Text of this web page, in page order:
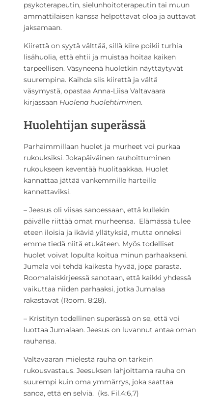
psykoterapeutin, sielunhoitoterapeutin tai muun
ammattilaisen kanssa helpottavat oloa ja auttavat
jaksamaan.
Kiirettä on syytä välttää, sillä kiire poikii turhia
lisähuolia, että ehtii ja muistaa hoitaa kaiken
tarpeellisen. Väsyneenä huoletkin näyttäytyvät
suurempina. Kaihda siis kiirettä ja vältä
väsymystä, opastaa Anna-Liisa Valtavaara
kirjassaan Huolena huolehtiminen.
Huolehtijan superässä
Parhaimmillaan huolet ja murheet voi purkaa
rukouksiksi. Jokapäiväinen rauhoittuminen
rukoukseen keventää huolitaakkaa. Huolet
kannattaa jättää vankemmille harteille
kannettaviksi.
– Jeesus oli viisas sanoessaan, että kullekin
päivälle riittää omat murheensa. Elämässä tulee
eteen iloisia ja ikäviä yllätyksiä, mutta onneksi
emme tiedä niitä etukäteen. Myös todelliset
huolet voivat lopulta koitua minun parhaakseni.
Jumala voi tehdä kaikesta hyvää, jopa parasta.
Roomalaiskirjeessä sanotaan, että kaikki yhdessä
vaikuttaa niiden parhaaksi, jotka Jumalaa
rakastavat (Room. 8:28).
– Kristityn todellinen superässä on se, että voi
luottaa Jumalaan. Jeesus on luvannut antaa oman
rauhansa.
Valtavaaran mielestä rauha on tärkein
rukousvastaus. Jeesuksen lahjoittama rauha on
suurempi kuin oma ymmärrys, joka saattaa
sanoa, että en selviä. (ks. Fil.4:6,7)